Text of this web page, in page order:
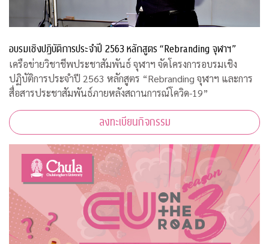
อบรมเชิงปฏิบัติการประจำปี 2563 หลักสูตร “Rebranding จุฬาฯ”
เครือข่ายวิชาชีพประชาสัมพันธ์ จุฬาฯ จัดโครงการอบรมเชิง
ปฏิบัติการประจำปี 2563 หลักสูตร “Rebranding จุฬาฯ และการ
สื่อสารประชาสัมพันธ์ภายหลังสถานการณ์โควิด-19”
ลงทะเบียนกิจกรรม